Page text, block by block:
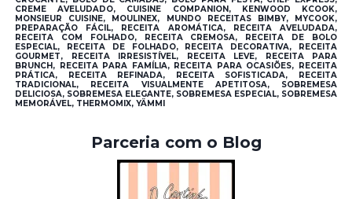
CREME AVELUDADO, CUISINE COMPANION, KENWOOD KCOOK,
MONSIEUR CUISINE, MOULINEX, MUNDO RECEITAS BIMBY, MYCOOK,
PREPARAÇÃO FÁCIL, RECEITA AROMÁTICA, RECEITA AVELUDADA,
RECEITA COM FOLHADO, RECEITA CREMOSA, RECEITA DE BOLO
ESPECIAL, RECEITA DE FOLHADO, RECEITA DECORATIVA, RECEITA
GOURMET, RECEITA IRRESISTÍVEL, RECEITA LEVE, RECEITA PARA
BRUNCH, RECEITA PARA FAMÍLIA, RECEITA PARA OCASIÕES, RECEITA
PRÁTICA, RECEITA REFINADA, RECEITA SOFISTICADA, RECEITA
TRADICIONAL, RECEITA VISUALMENTE APETITOSA, SOBREMESA
DELICIOSA, SOBREMESA ELEGANTE, SOBREMESA ESPECIAL, SOBREMESA
MEMORÁVEL, THERMOMIX, YÄMMI
Parceria com o Blog